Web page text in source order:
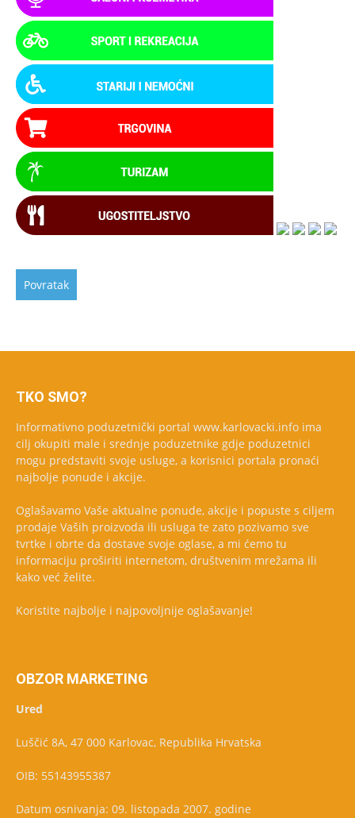
TKO SMO?
Informativno poduzetnički portal www.karlovacki.info ima
cilj okupiti male i srednje poduzetnike gdje poduzetnici
mogu predstaviti svoje usluge, a korisnici portala pronaći
najbolje ponude i akcije.
Oglašavamo Vaše aktualne ponude, akcije i popuste s ciljem
prodaje Vaših proizvoda ili usluga te zato pozivamo sve
tvrtke i obrte da dostave svoje oglase, a mi ćemo tu
informaciju proširiti internetom, društvenim mrežama ili
kako već želite.
Koristite najbolje i najpovoljnije oglašavanje!
OBZOR MARKETING
Ured
Luščić 8A, 47 000 Karlovac, Republika Hrvatska
OIB: 55143955387
Datum osnivanja: 09. listopada 2007. godine